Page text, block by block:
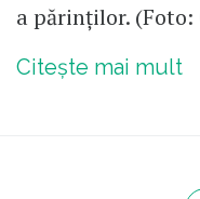
a părinţilor.
Citește mai mult